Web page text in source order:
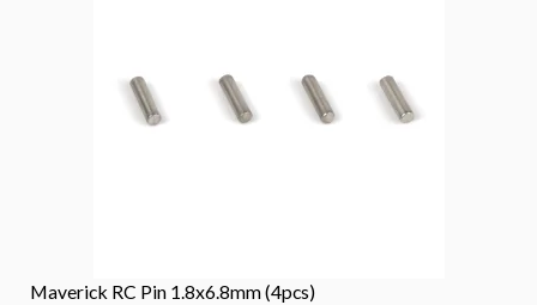
Maverick RC Pin 1.8x6.8mm (4pcs)